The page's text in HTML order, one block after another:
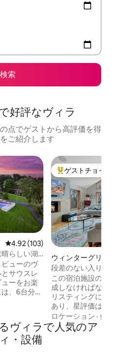
検索
好評なヴィラ
点でゲストから高評価を得
ご紹介します
レビュー103件、5つ星中4.92つ
4.92 (103)
らしい湖
ューのヴ
サウスレ
ーをお楽
、6台分の
ーベキュ
ン、4つの
、新しい
500 mbps
ル、ファイ
大好評のゲスト
ゲストチョイス
ウィンターグリー
ートのヴィラ
段差のない入り口
マウンテンの家、
この宿泊施設のリ
成しなければなり
リスティングに
あり、星評価は
いホストと同じ
しいリスティング
リスティングのス
ロケーション ·価
ヴィラで人気のア
・設備